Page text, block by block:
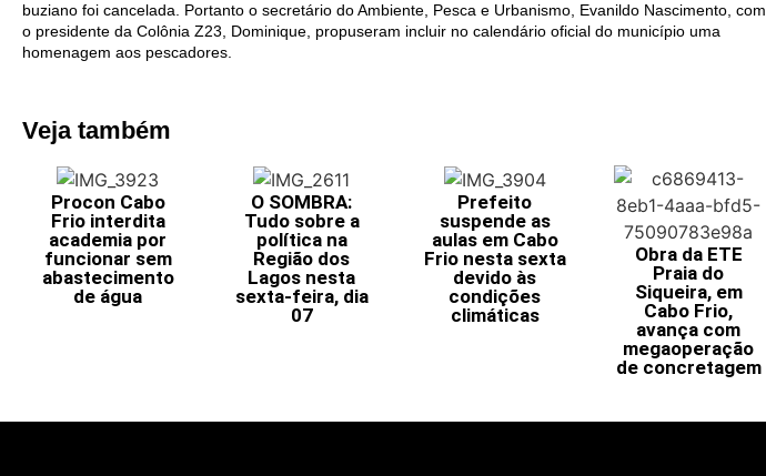
buziano foi cancelada. Portanto o secretário do Ambiente, Pesca e Urbanismo, Evanildo Nascimento, com
o presidente da Colônia Z23, Dominique, propuseram incluir no calendário oficial do município uma
homenagem aos pescadores.
Veja também
Procon Cabo
Frio interdita
academia por
funcionar sem
abastecimento
de água
O SOMBRA:
Tudo sobre a
política na
Região dos
Lagos nesta
sexta-feira, dia
07
Prefeito
suspende as
aulas em Cabo
Frio nesta sexta
devido às
condições
climáticas
Obra da ETE
Praia do
Siqueira, em
Cabo Frio,
avança com
megaoperação
de concretagem